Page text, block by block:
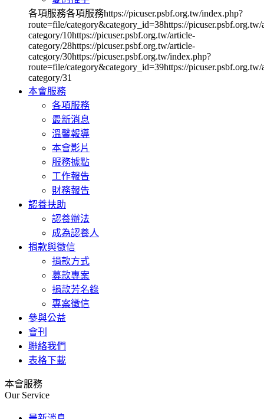
各項服務各項服務https://picuser.psbf.org.tw/index.php?
route=file/category&category_id=38https://picuser.psbf.org.tw/
category/10https://picuser.psbf.org.tw/article-
category/28https://picuser.psbf.org.tw/article-
category/30https://picuser.psbf.org.tw/index.php?
route=file/category&category_id=39https://picuser.psbf.org.tw/
category/31
本會服務
各項服務
最新消息
溫馨報導
本會影片
服務據點
工作報告
財務報告
認養扶助
認養辦法
成為認養人
捐款與徵信
捐款方式
募款專案
捐款芳名錄
專案徵信
參與公益
會刊
聯絡我們
表格下載
本會服務
Our Service